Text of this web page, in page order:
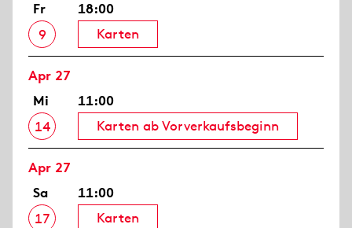
Fr
9
18:00
Karten
Apr 27
Mi
14
11:00
Karten ab Vorverkaufsbeginn
Apr 27
Sa
17
11:00
Karten